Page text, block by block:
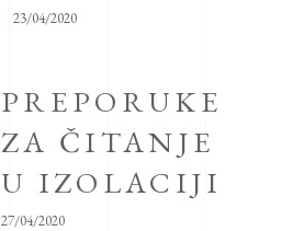
23/04/2020
PREPORUKE
ZA ČITANJE
U IZOLACIJI
27/04/2020